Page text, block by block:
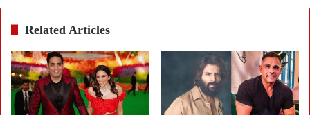
Related Articles